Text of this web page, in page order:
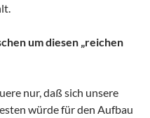
um diesen „reichen
nur, daß sich unsere
würde für den Aufbau